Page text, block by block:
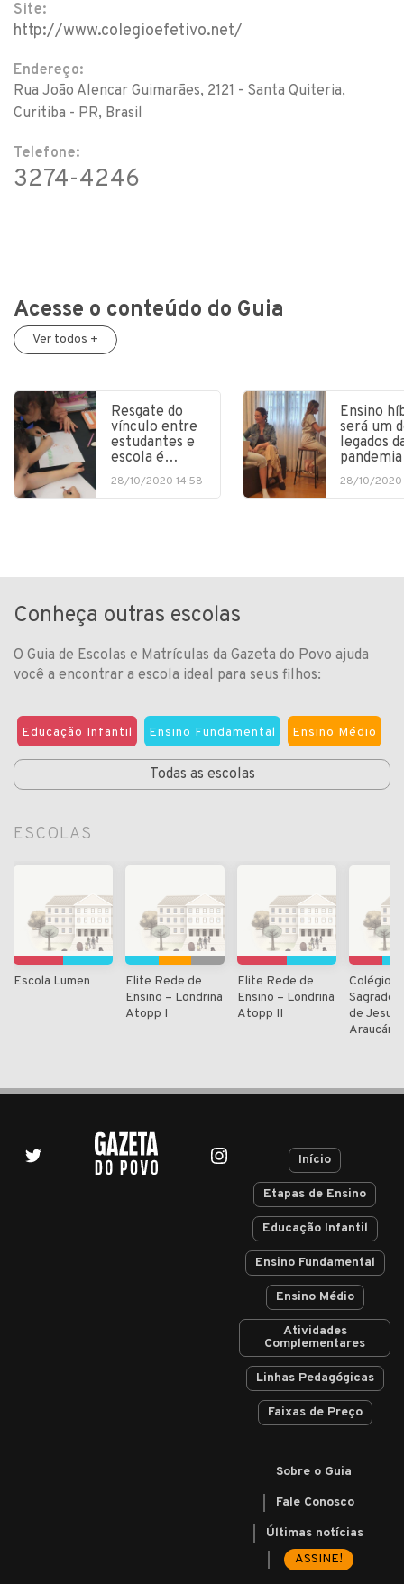
Site:
http://www.colegioefetivo.net/
Endereço:
Rua João Alencar Guimarães, 2121 - Santa Quiteria,
Curitiba - PR, Brasil
Telefone:
3274-4246
Acesse o conteúdo do Guia
Ver todos +
Resgate do
vínculo entre
estudantes e
escola é…
28/10/2020 14:58
Ensino
será um
legados
pandemia
28/10/2020
Conheça outras escolas
O Guia de Escolas e Matrículas da Gazeta do Povo ajuda
você a encontrar a escola ideal para seus filhos:
Educação Infantil Ensino Fundamental Ensino Médio
Todas as escolas
ESCOLAS
Escola Lumen
Elite Rede de
Ensino – Londrina
Atopp I
Elite Rede de
Ensino – Londrina
Atopp II
Colégio
Sagrado
de Jesus
Araucária
Início
Etapas de Ensino
Educação Infantil
Ensino Fundamental
Ensino Médio
Atividades
Complementares
Linhas Pedagógicas
Faixas de Preço
Sobre o Guia
Fale Conosco
Últimas notícias
ASSINE!